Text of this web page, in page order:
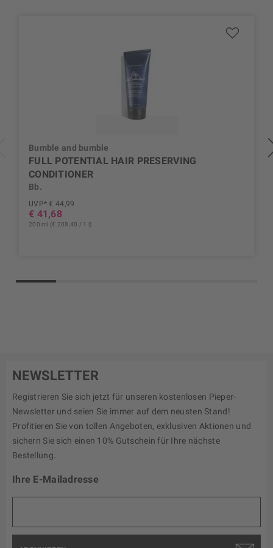
Bumble and bumble
FULL POTENTIAL HAIR PRESERVING
CONDITIONER
Bb.
UVP* € 44,99
€ 41,68
200 ml (€ 208,40 / 1 l)
NEWSLETTER
Registrieren Sie sich jetzt für unseren kostenlosen Pieper-
Newsletter und seien Sie immer auf dem neusten Stand!
Profitieren Sie von tollen Angeboten, exklusiven Aktionen und
sichern Sie sich einen 10% Gutschein für Ihre nächste
Bestellung.
Ihre E-Mailadresse